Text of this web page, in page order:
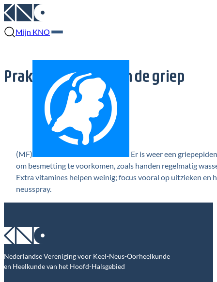
Mijn KNO
Praktische tips tegen de griep
(MF)
Er is weer een
om besmetting te voorkomen, zoals handen regelmatig
Extra vitamines helpen weinig; focus vooral op uitzieken
neusspray.
Nederlandse Vereniging voor Keel-Neus-Oorheelkunde
en Heelkunde van het Hoofd-Halsgebied